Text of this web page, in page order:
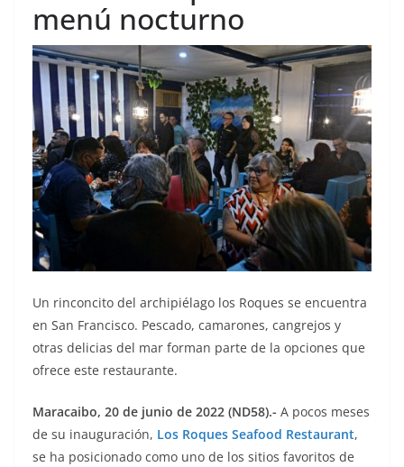
menú nocturno
Un rinconcito del archipiélago los Roques se encuentra
en San Francisco. Pescado, camarones, cangrejos y
otras delicias del mar forman parte de la opciones que
ofrece este restaurante.
Maracaibo, 20 de junio de 2022 (ND58).- A pocos meses
de su inauguración, Los Roques Seafood Restaurant,
se ha posicionado como uno de los sitios favoritos de